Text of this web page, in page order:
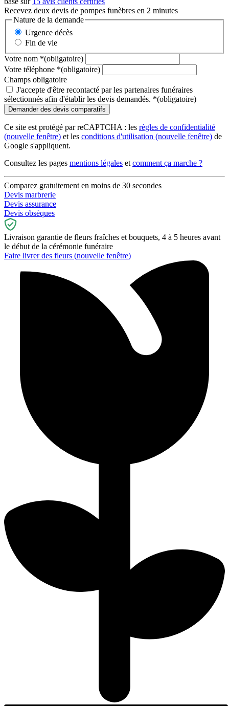
Recevez deux devis de pompes funèbres en 2 minutes
Nature de la demande
Urgence décès
Fin de vie
Votre nom *(obligatoire)
Votre téléphone *(obligatoire)
Champs obligatoire
J'accepte d'être recontacté par les partenaires funéraires
sélectionnés afin d'établir les devis demandés. *(obligatoire)
Ce site est protégé par reCAPTCHA : les règles de confidentialité
(nouvelle fenêtre) et les conditions d'utilisation (nouvelle fenêtre) de
Google s'appliquent.
Consultez les pages mentions légales et comment ça marche ?
Comparez gratuitement en moins de 30 secondes
Devis marbrerie
Devis assurance
Devis obsèques
Livraison garantie de fleurs fraîches et bouquets, 4 à 5 heures avant
le début de la cérémonie funéraire
Faire livrer des fleurs (nouvelle fenêtre)